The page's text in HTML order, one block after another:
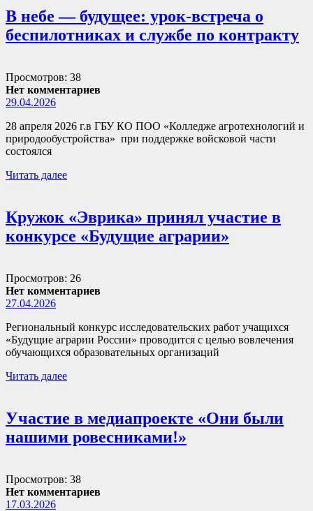
В небе — будущее: урок-встреча о
беспилотниках и службе по контракту
Просмотров: 38
Нет комментариев
29.04.2026
28 апреля 2026 г.в ГБУ КО ПОО «Колледже агротехнологий и
природообустройства» при поддержке войсковой части
состоялся
Читать далее
Кружок «Эврика» принял участие в
конкурсе «Будущие аграрии»
Просмотров: 26
Нет комментариев
27.04.2026
Региональный конкурс исследовательских работ учащихся
«Будущие аграрии России» проводится с целью вовлечения
обучающихся образовательных организаций
Читать далее
Участие в медиапроекте «Они были
нашими ровесниками!»
Просмотров: 38
Нет комментариев
17.03.2026